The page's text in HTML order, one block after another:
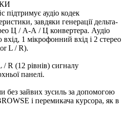
підтримує аудіо кодек
завдяки генерації дельта-
Ц / А-А / Ц конвертера. Аудіо
1 мікрофонний вхід і 2 стерео
L / R).
/ R (12 рівнів) сигналу
панелі.
без зайвих зусиль за допомогою
і перемикача курсора, як в